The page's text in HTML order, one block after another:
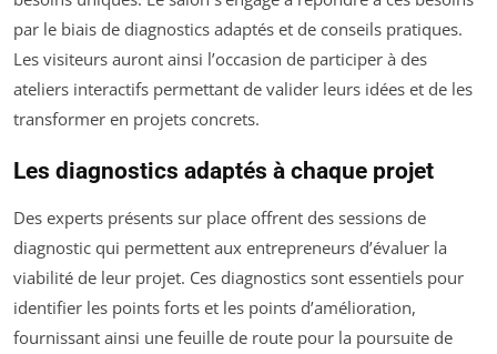
par le biais de diagnostics adaptés et de conseils pratiques.
Les visiteurs auront ainsi l’occasion de participer à des
ateliers interactifs permettant de valider leurs idées et de les
transformer en projets concrets.
Les diagnostics adaptés à chaque projet
Des experts présents sur place offrent des sessions de
diagnostic qui permettent aux entrepreneurs d’évaluer la
viabilité de leur projet. Ces diagnostics sont essentiels pour
identifier les points forts et les points d’amélioration,
fournissant ainsi une feuille de route pour la poursuite de